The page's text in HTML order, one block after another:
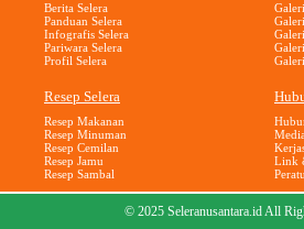
Berita Selera
Panduan Selera
Infografis Selera
Pariwara Selera
Profil Selera
Resep Selera
Resep Makanan
Resep Minuman
Resep Cemilan
Resep Jamu
Resep Sambal
Link
© 2025 Seleranusantara.id All